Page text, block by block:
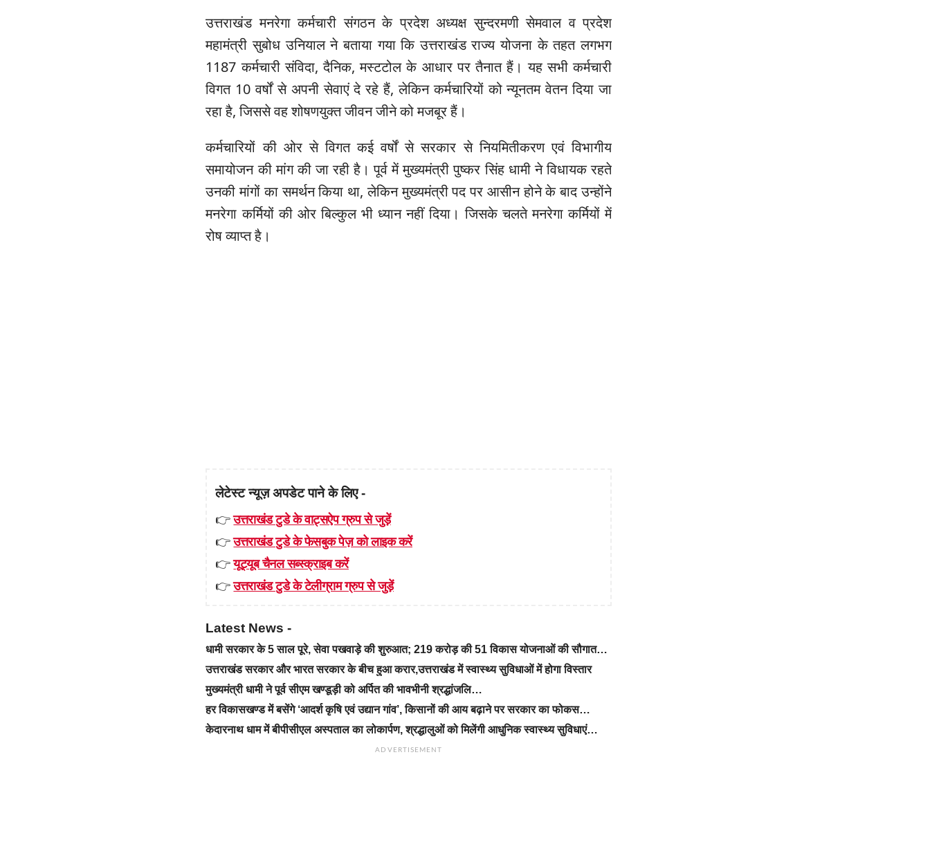
उत्तराखंड मनरेगा कर्मचारी संगठन के प्रदेश अध्यक्ष सुन्दरमणी सेमवाल व प्रदेश
महामंत्री सुबोध उनियाल ने बताया गया कि उत्तराखंड राज्य योजना के तहत लगभग
1187 कर्मचारी संविदा, दैनिक, मस्टटोल के आधार पर तैनात हैं। यह सभी कर्मचारी
विगत 10 वर्षों से अपनी सेवाएं दे रहे हैं, लेकिन कर्मचारियों को न्यूनतम वेतन दिया जा
रहा है, जिससे वह शोषणयुक्त जीवन जीने को मजबूर हैं।
कर्मचारियों की ओर से विगत कई वर्षों से सरकार से नियमितीकरण एवं विभागीय
समायोजन की मांग की जा रही है। पूर्व में मुख्यमंत्री पुष्कर सिंह धामी ने विधायक रहते
उनकी मांगों का समर्थन किया था, लेकिन मुख्यमंत्री पद पर आसीन होने के बाद उन्होंने
मनरेगा कर्मियों की ओर बिल्कुल भी ध्यान नहीं दिया। जिसके चलते मनरेगा कर्मियों में
रोष व्याप्त है।
लेटेस्ट न्यूज़ अपडेट पाने के लिए -
👉उत्तराखंड टुडे के वाट्सऐप ग्रुप से जुड़ें
👉उत्तराखंड टुडे के फेसबुक पेज़ को लाइक करें
👉यूट्यूब चैनल सब्स्क्राइब करें
👉उत्तराखंड टुडे के टेलीग्राम ग्रुप से जुड़ें
Latest News -
धामी सरकार के 5 साल पूरे, सेवा पखवाड़े की शुरुआत; 219 करोड़ की 51 विकास योजनाओं की सौगात…
उत्तराखंड सरकार और भारत सरकार के बीच हुआ करार,उत्तराखंड में स्वास्थ्य सुविधाओं में होगा विस्तार
मुख्यमंत्री धामी ने पूर्व सीएम खण्डूड़ी को अर्पित की भावभीनी श्रद्धांजलि…
हर विकासखण्ड में बसेंगे ‘आदर्श कृषि एवं उद्यान गांव’, किसानों की आय बढ़ाने पर सरकार का फोकस…
केदारनाथ धाम में बीपीसीएल अस्पताल का लोकार्पण, श्रद्धालुओं को मिलेंगी आधुनिक स्वास्थ्य सुविधाएं…
ADVERTISEMENT